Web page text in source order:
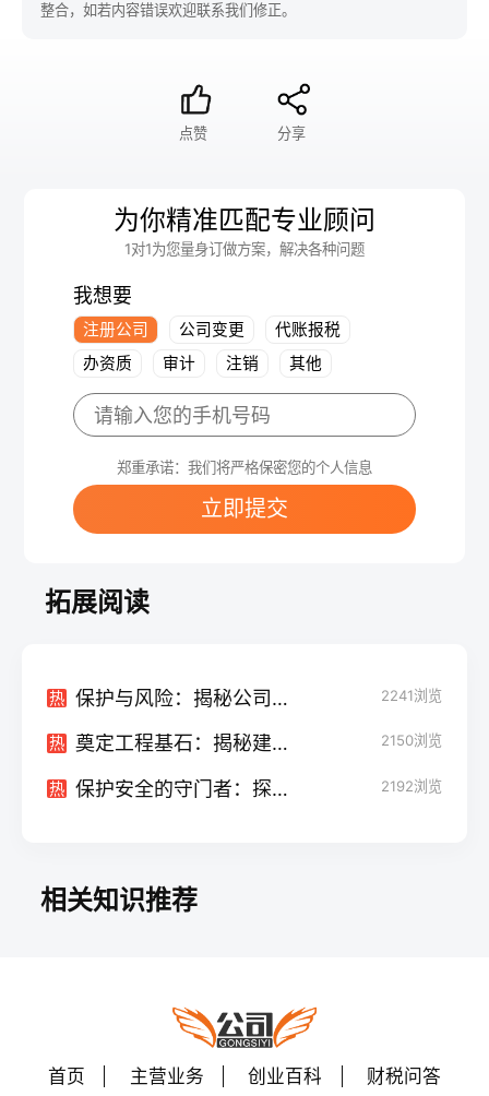
整合，如若内容错误欢迎联系我们修正。
点赞 分享
为你精准匹配专业顾问
1对1为您量身订做方案，解决各种问题
我想要
注册公司 公司变更
代账报税
办资质
审计 注销 其他
郑重承诺：我们将严格保密您的个人信息
立即提交
拓展阅读
热 保护与风险：揭秘公司法对外担保的规定 2241浏览
热 奠定工程基石：揭秘建筑公司法人的职责使命 2150浏览
热 保护安全的守门者：探究成立安保公司法规的要点 2192浏览
相关知识推荐
首页 主营业务 创业百科 财税问答